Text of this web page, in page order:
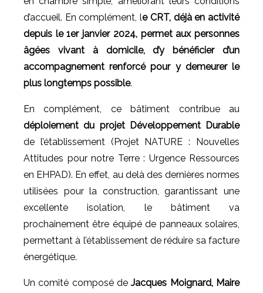
d’accueil. En complément, le CRT, déjà en activité
depuis le 1er janvier 2024, permet aux personnes
âgées vivant à domicile, d’y bénéficier d’un
accompagnement renforcé pour y demeurer le
plus longtemps possible.
En complément, ce bâtiment contribue au
déploiement du projet Développement Durable
de l’établissement (Projet NATURE : Nouvelles
Attitudes pour notre Terre : Urgence Ressources
en EHPAD). En effet, au delà des dernières normes
utilisées pour la construction, garantissant une
excellente isolation, le bâtiment va
prochainement être équipé de panneaux solaires,
permettant à l’établissement de réduire sa facture
énergétique.
Un comité composé deJacques Moignard, Maire